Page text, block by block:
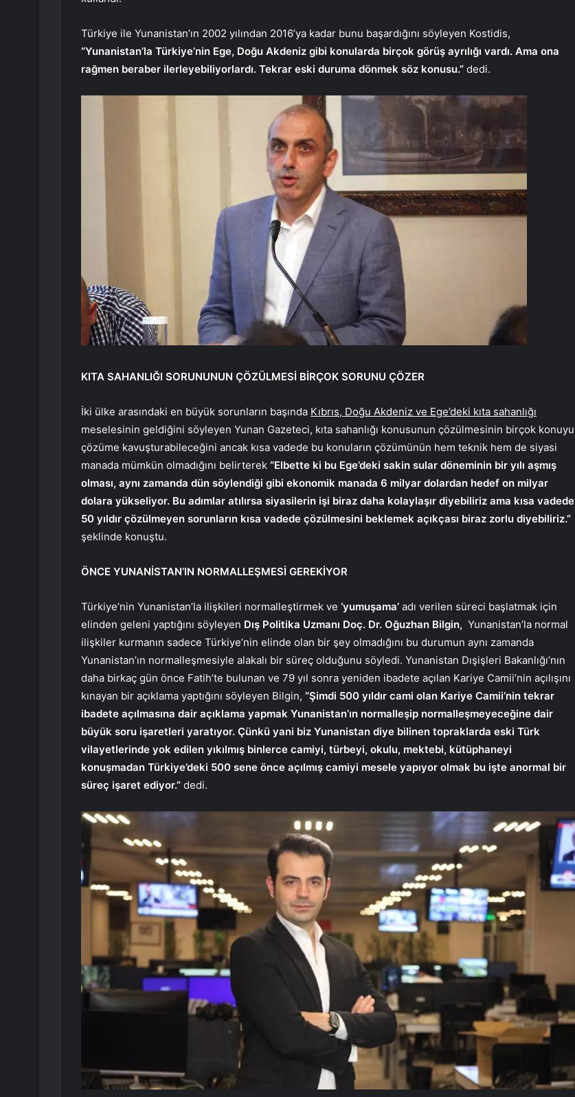
Türkiye ile Yunanistan’ın 2002 yılından 2016’ya kadar bunu başardığını söyleyen Kostidis,
“Yunanistan’la Türkiye’nin Ege, Doğu Akdeniz gibi konularda birçok görüş ayrılığı vardı. Ama ona
rağmen beraber ilerleyebiliyorlardı. Tekrar eski duruma dönmek söz konusu.” dedi.
KITA SAHANLIĞI SORUNUNUN ÇÖZÜLMESİ BİRÇOK SORUNU ÇÖZER
İki ülke arasındaki en büyük sorunların başında Kıbrıs, Doğu Akdeniz ve Ege’deki kıta sahanlığı
meselesinin geldiğini söyleyen Yunan Gazeteci, kıta sahanlığı konusunun çözülmesinin birçok konuyu
çözüme kavuşturabileceğini ancak kısa vadede bu konuların çözümünün hem teknik hem de siyasi
manada mümkün olmadığını belirterek “Elbette ki bu Ege’deki sakin sular döneminin bir yılı aşmış
olması, aynı zamanda dün söylendiği gibi ekonomik manada 6 milyar dolardan hedef on milyar
dolara yükseliyor. Bu adımlar atılırsa siyasilerin işi biraz daha kolaylaşır diyebiliriz ama kısa vadede
50 yıldır çözülmeyen sorunların kısa vadede çözülmesini beklemek açıkçası biraz zorlu diyebiliriz.”
şeklinde konuştu.
ÖNCE YUNANİSTAN’IN NORMALLEŞMESİ GEREKİYOR
Türkiye’nin Yunanistan’la ilişkileri normalleştirmek ve ‘yumuşama’ adı verilen süreci başlatmak için
elinden geleni yaptığını söyleyen Dış Politika Uzmanı Doç. Dr. Oğuzhan Bilgin, Yunanistan’la normal
ilişkiler kurmanın sadece Türkiye’nin elinde olan bir şey olmadığını bu durumun aynı zamanda
Yunanistan’ın normalleşmesiyle alakalı bir süreç olduğunu söyledi. Yunanistan Dışişleri Bakanlığı’nın
daha birkaç gün önce Fatih’te bulunan ve 79 yıl sonra yeniden ibadete açılan Kariye Camii’nin açılışını
kınayan bir açıklama yaptığını söyleyen Bilgin, “Şimdi 500 yıldır cami olan Kariye Camii’nin tekrar
ibadete açılmasına dair açıklama yapmak Yunanistan’ın normalleşip normalleşmeyeceğine dair
büyük soru işaretleri yaratıyor. Çünkü yani biz Yunanistan diye bilinen topraklarda eski Türk
vilayetlerinde yok edilen yıkılmış binlerce camiyi, türbeyi, okulu, mektebi, kütüphaneyi
konuşmadan Türkiye’deki 500 sene önce açılmış camiyi mesele yapıyor olmak bu işte anormal bir
süreç işaret ediyor.” dedi.